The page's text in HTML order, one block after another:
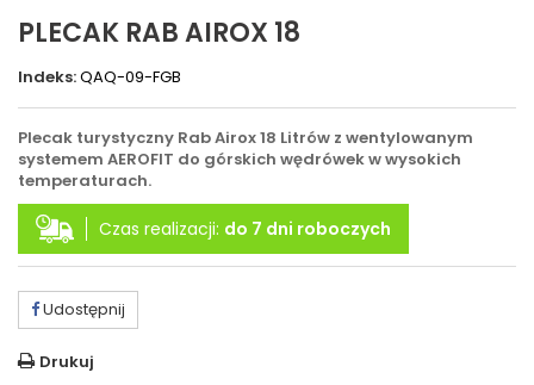
PLECAK RAB AIROX 18
Indeks:QAQ-09-FGB
Plecak turystyczny Rab Airox 18 Litrów z wentylowanym
systemem AEROFIT do górskich wędrówek w wysokich
temperaturach.
Czas realizacji: do 7 dni roboczych
Udostępnij
Drukuj